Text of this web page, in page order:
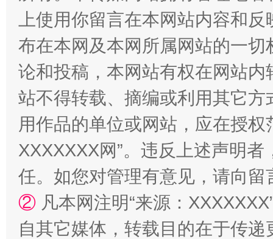
阿坝州三大球赛在茂县开幕 规模
国家大学科技园优化重塑工作
上使用你留言在本网站内容和
布在本网及本网所属网站的一
论和投稿，本网站有权在网站
站不得转载、摘编或利用其它
用作品的单位或网站，应在授
XXXXXXX网”。违反上述声明
任。如您对管理有意见，请向
② 凡本网注明“来源：
自其它媒体，转载目的在于传